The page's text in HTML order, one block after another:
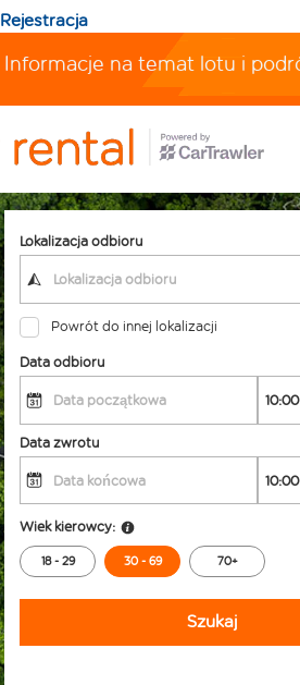
Rejestracja
Informacje na temat lotu i
Lokalizacja odbioru
Powrót do innej lokalizacji
Data odbioru
Data zwrotu
Wiek kierowcy:
18 - 29 30 - 69 70+
Szukaj